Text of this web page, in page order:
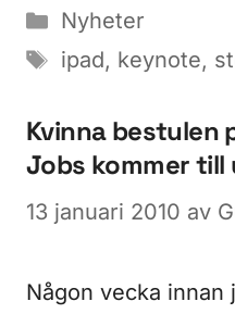
Kategorier
Nyheter
Etiketter
ipad, keynote,
Kvinna bestulen
Jobs kommer
13 januari 2010 av
Någon vecka